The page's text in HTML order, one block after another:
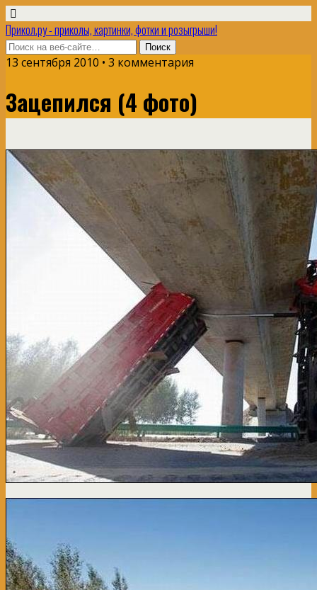
Прикол.ру - приколы, картинки, фотки и розыгрыши!
13 сентября 2010 • 3 комментария
Зацепился (4 фото)